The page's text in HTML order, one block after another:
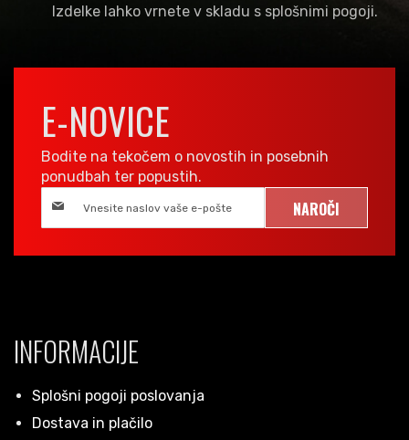
Izdelke lahko vrnete v skladu s splošnimi pogoji.
E-NOVICE
Bodite na tekočem o novostih in posebnih
ponudbah ter popustih.
NAROČI
INFORMACIJE
Splošni pogoji poslovanja
Dostava in plačilo